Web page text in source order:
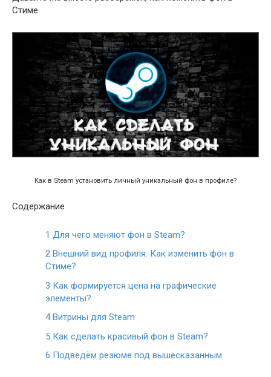
Стиме.
Как в Steam установить личный уникальный фон в профиле?
Содержание
1 Для чего меняют фон в Steam?
2 Внешний вид профиля. Как изменить фон в
Стиме?
3 Как формируется цена на графические
элементы?
4Витрины для Steam
5 Как сделать красивый фон в Steam?
6 Подведём резюме под вышесказанным